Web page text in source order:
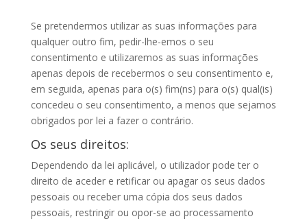
Se pretendermos utilizar as suas informações para
qualquer outro fim, pedir-lhe-emos o seu
consentimento e utilizaremos as suas informações
apenas depois de recebermos o seu consentimento e,
em seguida, apenas para o(s) fim(ns) para o(s) qual(is)
concedeu o seu consentimento, a menos que sejamos
obrigados por lei a fazer o contrário.
Os seus direitos:
Dependendo da lei aplicável, o utilizador pode ter o
direito de aceder e retificar ou apagar os seus dados
pessoais ou receber uma cópia dos seus dados
pessoais, restringir ou opor-se ao processamento